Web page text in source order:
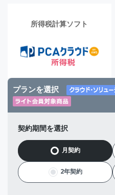
所得税計算ソフト
プランを選択
契約期間を選択
月契約
2年契約